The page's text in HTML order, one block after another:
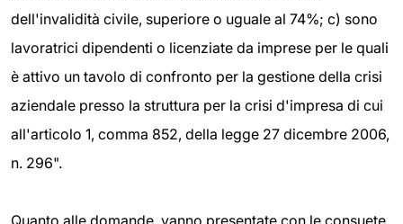
dell'invalidità civile, superiore o uguale al 74%; c) sono
lavoratrici dipendenti o licenziate da imprese per le quali
è attivo un tavolo di confronto per la gestione della crisi
aziendale presso la struttura per la crisi d'impresa di cui
all'articolo 1, comma 852, della legge 27 dicembre 2006,
n. 296".
Quanto alle domande, vanno presentate con le consuete